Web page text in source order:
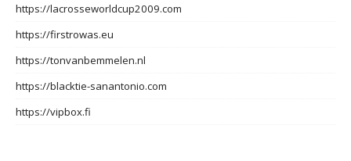
https://lacrosseworldcup2009.com
https://firstrowas.eu
https://tonvanbemmelen.nl
https://blacktie-sanantonio.com
https://vipbox.fi